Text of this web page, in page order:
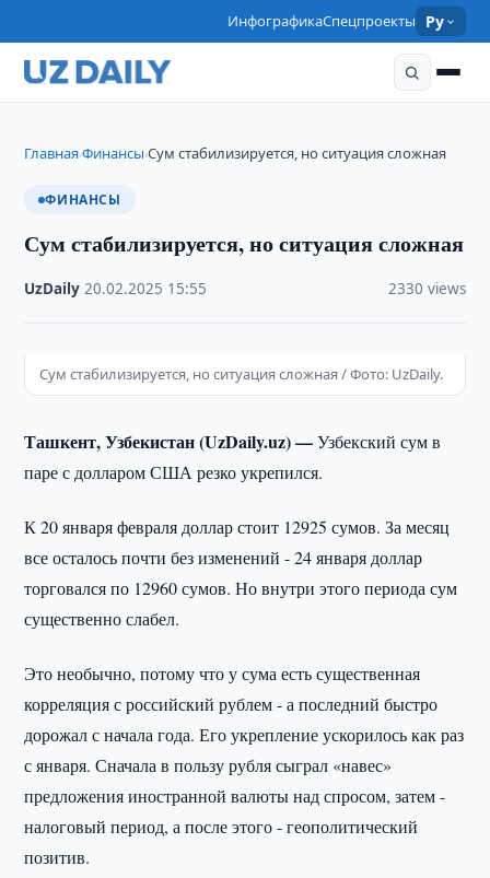
ИнфографикаСпецпроекты Ру
Главная›Финансы›Сум стабилизируется, но ситуация сложная
ФИНАНСЫ
Сум стабилизируется, но ситуация сложная
UzDaily ·20.02.2025 15:55 2330 views
Сум стабилизируется, но ситуация сложная / Фото: UzDaily.
Ташкент, Узбекистан (UzDaily.uz) —Узбекский сум в
паре с долларом США резко укрепился.
К 20 января февраля доллар стоит 12925 сумов. За месяц
все осталось почти без изменений - 24 января доллар
торговался по 12960 сумов. Но внутри этого периода сум
существенно слабел.
Это необычно, потому что у сума есть существенная
корреляция с российский рублем - а последний быстро
дорожал с начала года. Его укрепление ускорилось как раз
с января. Сначала в пользу рубля сыграл «навес»
предложения иностранной валюты над спросом, затем -
налоговый период, а после этого - геополитический
позитив.